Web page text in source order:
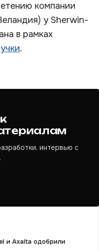
компании
у Sherwin-
в рамках
.
интервью с
и Axalta одобрили